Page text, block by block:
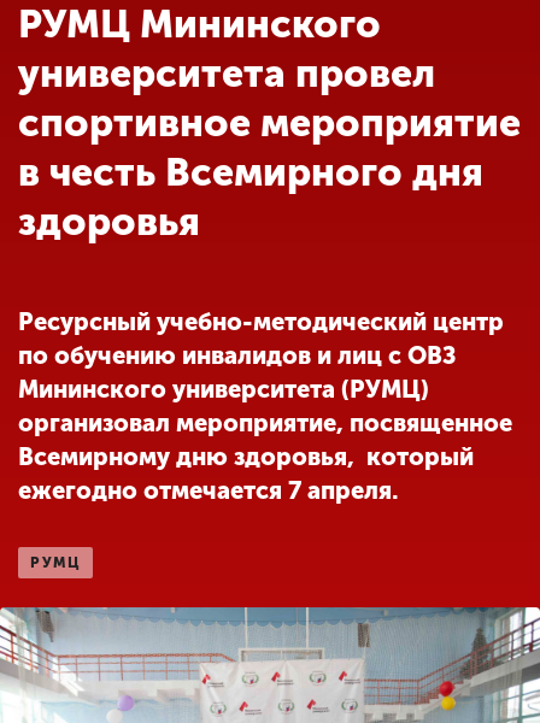
Абитуриенту
Обучение
Наука
Международная
деятельность
Другие виды
деятельности
Сведения об
образовательной
организации
РУМЦ Мининского
университета провел
спортивное мероприятие
в честь Всемирного дня
здоровья
Ресурсный учебно-методический центр
по обучению инвалидов и лиц с ОВЗ
Мининского университета (РУМЦ)
организовал мероприятие, посвященное
Всемирному дню здоровья, который
ежегодно отмечается 7 апреля.
РУМЦ